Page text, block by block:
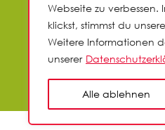
Webseite zu verbessen.
klickst, stimmst du
Weitere Informationen
unserer
Alle ablehnen